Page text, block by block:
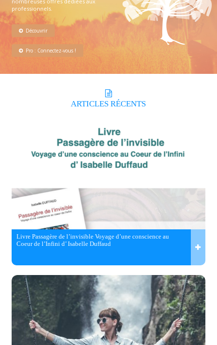
professionnels.
Découvrir
Pro : Connectez-vous !
ARTICLES RÉCENTS
Livre Passagère de l’invisible Voyage d’une conscience au
Coeur de l’Infini d’ Isabelle Duffaud